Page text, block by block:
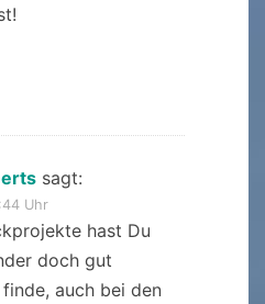
sagt:
Uhr
hast Du
doch gut
auch bei den